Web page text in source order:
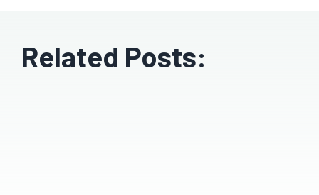
Related Posts: